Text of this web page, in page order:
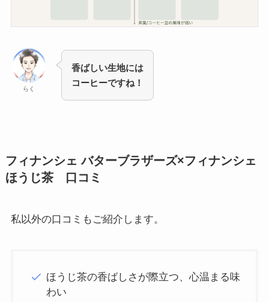
らく
香ばしい生地には
コーヒーですね！
フィナンシェ バターブラザーズ×フィナンシェ
ほうじ茶 口コミ
私以外の口コミもご紹介します。
ほうじ茶の香ばしさが際立つ、心温まる味
わい